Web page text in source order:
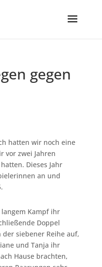
gegen
hatten wir noch eine
vor zwei Jahren
Dieses Jahr
an und
Kampf ihr
Doppel
siebener Reihe auf,
und Tanja ihr
Hause brachten,